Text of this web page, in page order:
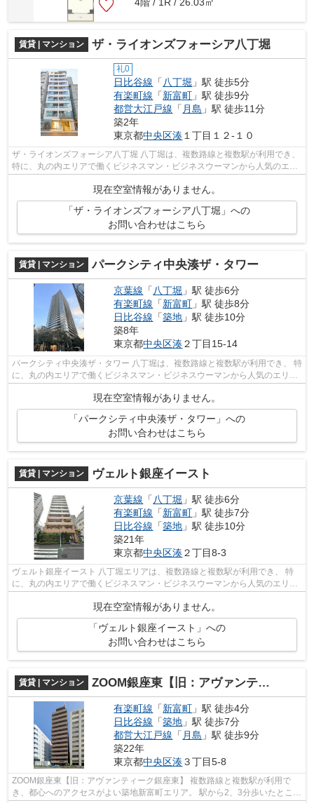
賃貸 | マンション ザ・ライオンズフォーシア八丁堀
礼0
日比谷線 「 八丁堀 」駅 徒歩5分
有楽町線 「新富町 」駅 徒歩9分
都営大江戸線 「 月島 」駅 徒歩11分
築2年
東京都中央区湊 １丁目１２-１０
ザ・ライオンズフォーシア八丁堀 八丁堀は、複数路線と複数駅が利用でき、
特に、丸の内エリアで働くビジネスマン・ビジネスウーマンから人気のエリ
ア。 駅の周辺に、スーパーやコン...
現在空室情報がありません。
「ザ・ライオンズフォーシア八丁堀」への
お問い合わせはこちら
賃貸 | マンション パークシティ中央湊ザ・タワー
京葉線 「 八丁堀 」駅 徒歩6分
有楽町線 「新富町 」駅 徒歩8分
日比谷線 「築地 」駅 徒歩10分
築8年
東京都中央区湊２丁目15-14
パークシティ中央湊ザ・タワー 八丁堀は、複数路線と複数駅が利用でき、 特
に、丸の内エリアで働くビジネスマン・ビジネスウーマンから人気のエリ
ア。 駅の周辺に、スーパーやコンビ...
現在空室情報がありません。
「パークシティ中央湊ザ・タワー」への
お問い合わせはこちら
賃貸 | マンション ヴェルト銀座イースト
京葉線 「 八丁堀 」駅 徒歩6分
有楽町線 「新富町 」駅 徒歩7分
日比谷線 「築地 」駅 徒歩10分
築21年
東京都中央区湊２丁目8-3
ヴェルト銀座イースト 八丁堀エリアは、複数路線と複数駅が利用でき、 特
に、丸の内エリアで働くビジネスマン・ビジネスウーマンから人気のエリア
現在空室情報がありません。
「ヴェルト銀座イースト」への
お問い合わせはこちら
賃貸 | マンション ZOOM銀座東【旧：アヴァンティーク銀座東】
有楽町線 「新富町 」駅 徒歩4分
日比谷線 「築地 」駅 徒歩7分
都営大江戸線 「 月島 」駅 徒歩9分
築22年
東京都中央区湊３丁目5-8
ZOOM銀座東【旧：アヴァンティーク銀座東】 複数路線と複数駅が利用で
き、都心へのアクセスがよい築地新富町エリア。 駅から2、3分歩いたところ